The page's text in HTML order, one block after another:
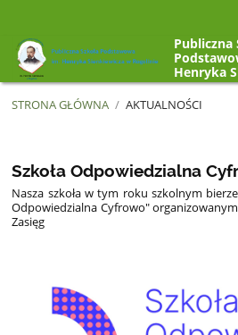
Publiczna
Henryka
Rogolinie,
26-807
STRONA GŁÓWNA / AKTUALNOŚCI
Szkoła Odpowiedzialna
Nasza szkoła w tym roku szkolnym
Odpowiedzialna Cyfrowo"
Zasięg